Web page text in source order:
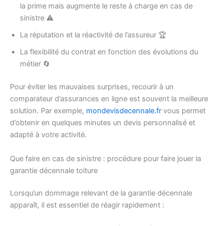
la prime mais augmente le reste à charge en cas de
sinistre ⚠️
La réputation et la réactivité de l’assureur 🏆
La flexibilité du contrat en fonction des évolutions du
métier 🔄
Pour éviter les mauvaises surprises, recourir à un
comparateur d’assurances en ligne est souvent la meilleure
solution. Par exemple, mondevisdecennale.fr vous permet
d’obtenir en quelques minutes un devis personnalisé et
adapté à votre activité.
Que faire en cas de sinistre : procédure pour faire jouer la
garantie décennale toiture
Lorsqu’un dommage relevant de la garantie décennale
apparaît, il est essentiel de réagir rapidement :